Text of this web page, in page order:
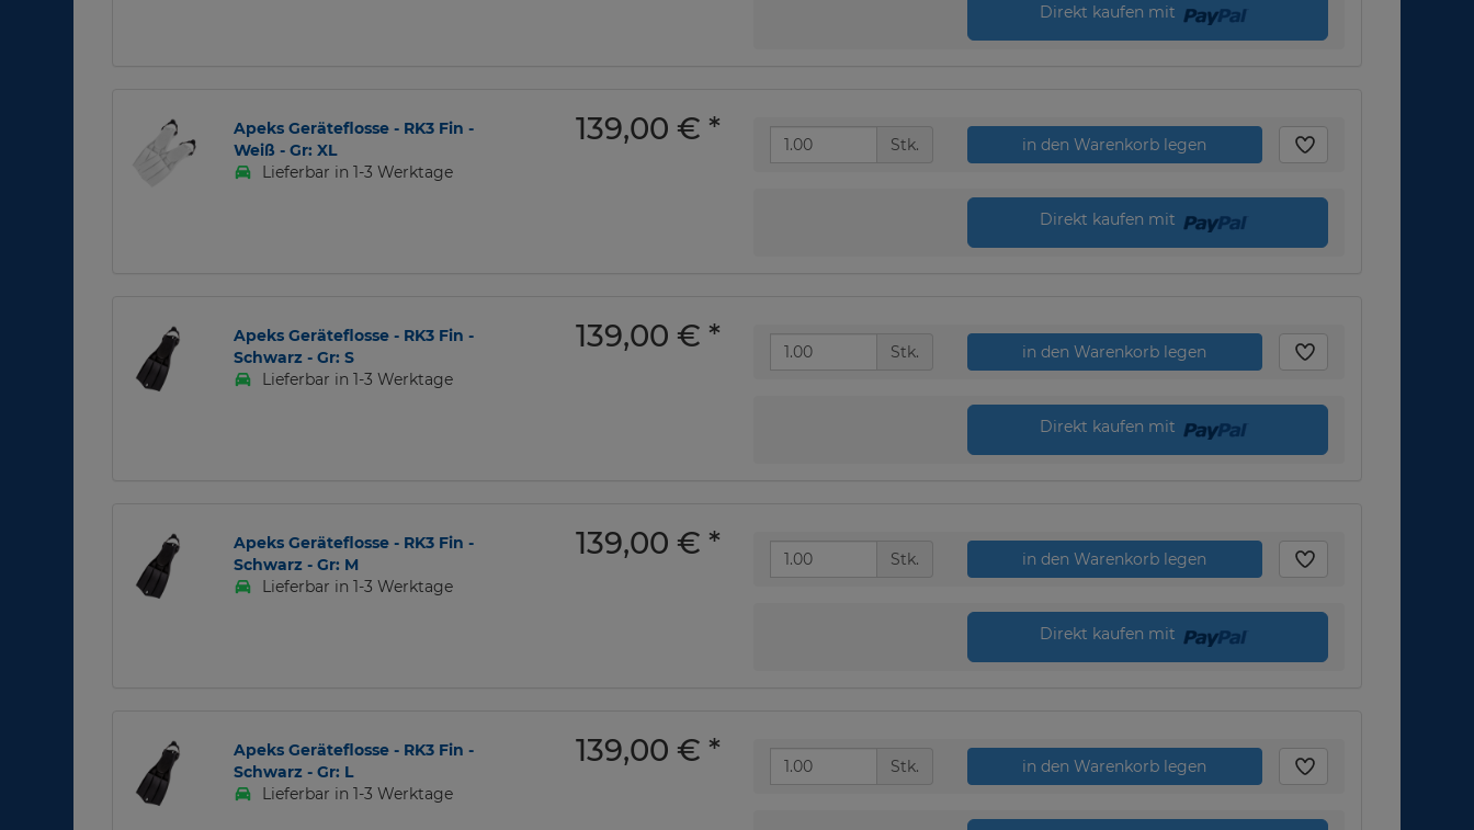
Direkt kaufen mit
Apeks Geräteflosse - RK3 Fin -
Weiß - Gr: XL
Lieferbar in 1-3 Werktage
139,00 € * Stk. in den Warenkorb legen
Direkt kaufen mit
Apeks Geräteflosse - RK3 Fin -
Schwarz - Gr: S
Lieferbar in 1-3 Werktage
139,00 € * Stk. in den Warenkorb legen
Direkt kaufen mit
Apeks Geräteflosse - RK3 Fin -
Schwarz - Gr: M
Lieferbar in 1-3 Werktage
139,00 € * Stk. in den Warenkorb legen
Direkt kaufen mit
Apeks Geräteflosse - RK3 Fin -
Schwarz - Gr: L
Lieferbar in 1-3 Werktage
139,00 € * Stk. in den Warenkorb legen